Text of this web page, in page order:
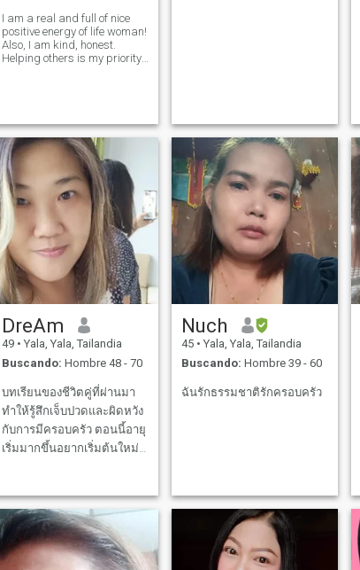
I am a real and full of nice
positive energy of life woman!
Also, I am kind, honest.
Helping others is my priority.
am purposeful and m
DreAm
49 • Yala, Yala, Tailandia
Buscando: Hombre 48 - 70
บทเรียนของชีวิตคู่ที่ผ่านมา
ทำให้รู้สึกเจ็บปวดและผิดหวัง
กับการมีครอบครัว ตอนนี้อายุ
เริ่มมากขึ้นอยากเริ่มต้นใหม่มี
Nuch
45 • Yala, Yala, Tailandia
Buscando: Hombre 39 - 60
ฉันรักธรรมชาติรักครอบครัว